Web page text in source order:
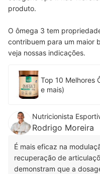
produto.
O ômega 3 tem
contribuem para um maior
veja nossas indicações.
Top 10 Melhores
e mais)
Nutricionista
Rodrigo Moreira
É mais eficaz na
recuperação de
demonstram que a